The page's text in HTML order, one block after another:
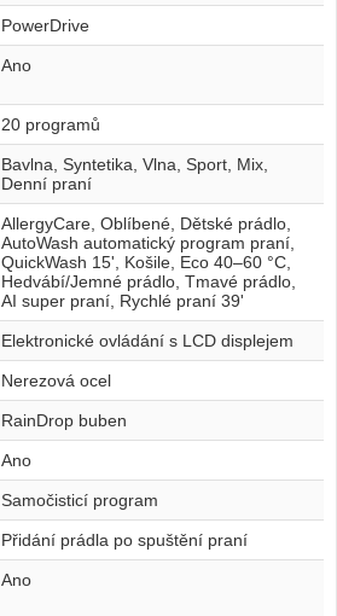
PowerDrive
Ano
20 programů
Bavlna, Syntetika, Vlna, Sport, Mix,
Denní praní
AllergyCare, Oblíbené, Dětské prádlo,
AutoWash automatický program praní,
QuickWash 15', Košile, Eco 40–60 °C,
Hedvábí/Jemné prádlo, Tmavé prádlo,
AI super praní, Rychlé praní 39'
Elektronické ovládání s LCD displejem
Nerezová ocel
RainDrop buben
Ano
Samočisticí program
Přidání prádla po spuštění praní
Ano